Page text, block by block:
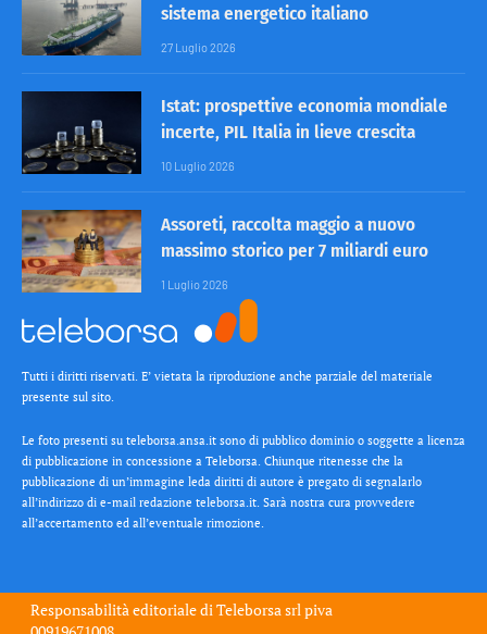
sistema energetico italiano
27 Luglio 2026
Istat: prospettive economia mondiale
incerte, PIL Italia in lieve crescita
10 Luglio 2026
Assoreti, raccolta maggio a nuovo
massimo storico per 7 miliardi euro
1 Luglio 2026
Tutti i diritti riservati. E’ vietata la riproduzione anche parziale del materiale
presente sul sito.
Le foto presenti su teleborsa.ansa.it sono di pubblico dominio o soggette a licenza
di pubblicazione in concessione a Teleborsa. Chiunque ritenesse che la
pubblicazione di un’immagine leda diritti di autore è pregato di segnalarlo
all’indirizzo di e-mail redazione teleborsa.it. Sarà nostra cura provvedere
all’accertamento ed all’eventuale rimozione.
Responsabilità editoriale diTeleborsa srl piva